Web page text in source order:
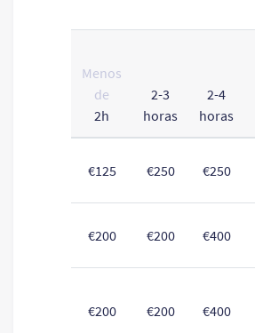
Menos
de
2h
2-3
horas
2-4
horas
€125 €250 €250
€200 €200 €400
€200 €200 €400